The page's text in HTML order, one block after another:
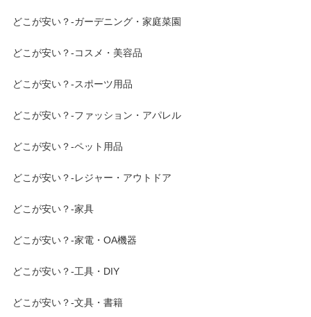
どこが安い？-ガーデニング・家庭菜園
どこが安い？-コスメ・美容品
どこが安い？-スポーツ用品
どこが安い？-ファッション・アパレル
どこが安い？-ペット用品
どこが安い？-レジャー・アウトドア
どこが安い？-家具
どこが安い？-家電・OA機器
どこが安い？-工具・DIY
どこが安い？-文具・書籍